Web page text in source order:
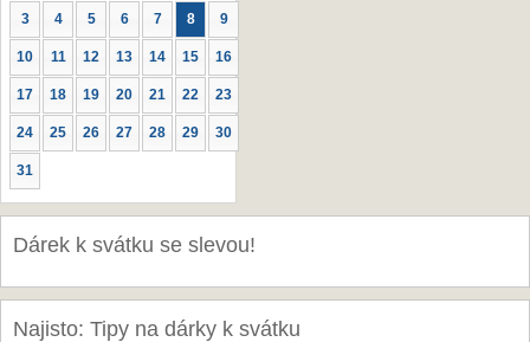
3 4 5 6 7 8 9
10 11 12 13 14 15 16
17 18 19 20 21 22 23
24 25 26 27 28 29 30
31
Dárek k svátku se slevou!
Najisto: Tipy na dárky k svátku